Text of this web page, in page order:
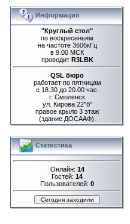
Информация
"Круглый стол"
по воскресеньям
на частоте 3606кГц
в 9.00 МСК
проводит R3LBK
QSL бюро
работает по пятницам
с 18.30 до 20.00 час.
г. Смоленск
ул. Кирова 22"б"
правое крыло 3 этаж
(здание ДОСААФ).
Статистика
Онлайн: 14
Гостей: 14
Пользователей: 0